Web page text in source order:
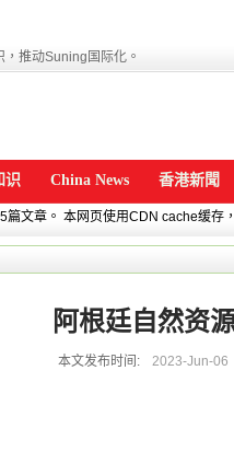
推动Suning国际化。
识 China News 香港新聞
文章。 本网页使用CDN cache缓存
阿根廷自然资
本文发布时间: 2023-Jun-06